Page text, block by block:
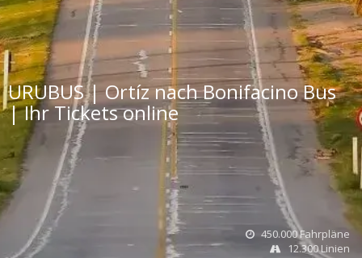
URUBUS | Ortíz nach Bonifacino Bus
| Ihr Tickets online
450.000 Fahrpläne
12.300 Linien